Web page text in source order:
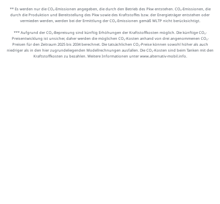
** Es werden nur die CO₂-Emissionen angegeben, die durch den Betrieb des Pkw entstehen. CO₂-Emissionen, die
durch die Produktion und Bereitstellung des Pkw sowie des Kraftstoffes bzw. der Energieträger entstehen oder
vermieden werden, werden bei der Ermittlung der CO₂-Emissionen gemäß WLTP nicht berücksichtigt.
*** Aufgrund der CO₂-Bepreisung sind künftig Erhöhungen der Kraftstoffkosten möglich. Die künftige CO₂-
Preisentwicklung ist unsicher, daher werden die möglichen CO₂-Kosten anhand von drei angenommenen CO₂-
Preisen für den Zeitraum 2025 bis 2034 berechnet. Die tatsächlichen CO₂-Preise können sowohl höher als auch
niedriger als in den hier zugrundeliegenden Modellrechnungen ausfallen. Die CO₂-Kosten sind beim Tanken mit den
Kraftstoffkosten zu bezahlen. Weitere Informationen unter www.alternativ-mobil.info.